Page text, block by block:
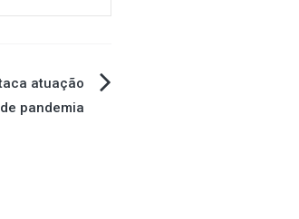
atuação
pandemia